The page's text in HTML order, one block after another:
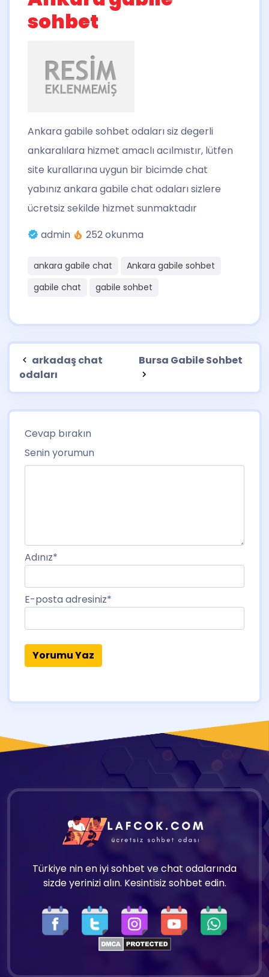
sohbet
Ankara gabile sohbet odaları siz degerli
ankaralılara hizmet amaclı acılmıstır, lütfen
site kurallarına uygun bir bicimde chat
yabınız ankara gabile chat odaları sizlere
ücretsiz sekilde hizmet sunmaktadır
admin
252 okunma
ankara gabile chat
Ankara gabile sohbet
gabile chat
gabile sohbet
arkadaş chat
odaları
Bursa Gabile Sohbet
Cevap bırakın
Senin yorumun
Adınız*
E-posta adresiniz*
Türkiye nin en iyi sohbet ve chat odalarında
sizde yerinizi alın. Kesintisiz sohbet edin.